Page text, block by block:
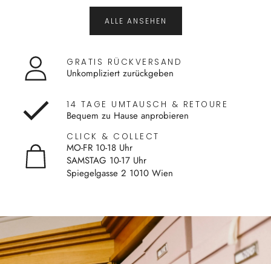
ALLE ANSEHEN
GRATIS RÜCKVERSAND
Unkompliziert zurückgeben
14 TAGE UMTAUSCH & RETOURE
Bequem zu Hause anprobieren
CLICK & COLLECT
MO-FR 10-18 Uhr
SAMSTAG 10-17 Uhr
Spiegelgasse 2 1010 Wien